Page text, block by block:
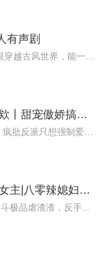
有声剧
双重生：可是他对我喊老公欸丨甜宠傲娇搞笑宠文
穿越八零小女配？我可是大女主|八零辣媳妇暴富了